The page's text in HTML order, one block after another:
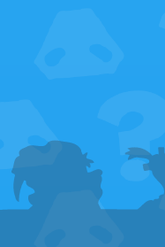
FOOTER
MENU